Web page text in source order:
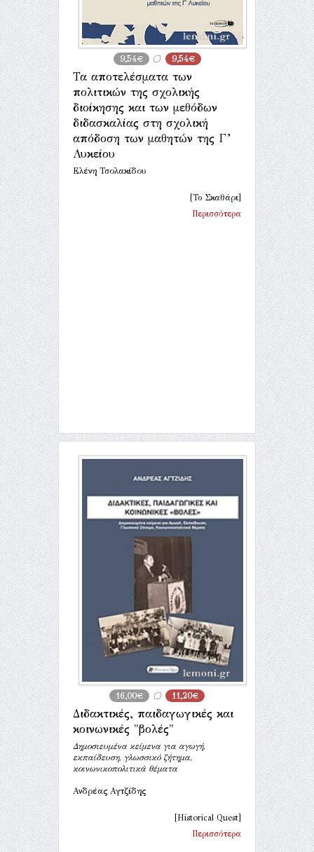
9,54€ 9,54€
Τα αποτελέσματα των
πολιτικών της σχολικής
διοίκησης και των μεθόδων
διδασκαλίας στη σχολική
απόδοση των μαθητών της Γ’
Λυκείου
Ελένη Τσολακίδου
[Το Σκαθάρι]
Περισσότερα
16,00€ 11,20€
Διδακτικές, παιδαγωγικές και
κοινωνικές "βολές"
Δημοσιευμένα κείμενα για αγωγή,
εκπαίδευση, γλωσσικό ζήτημα,
κοινωνικοπολιτικά θέματα
Ανδρέας Αγτζίδης
[Historical Quest]
Περισσότερα